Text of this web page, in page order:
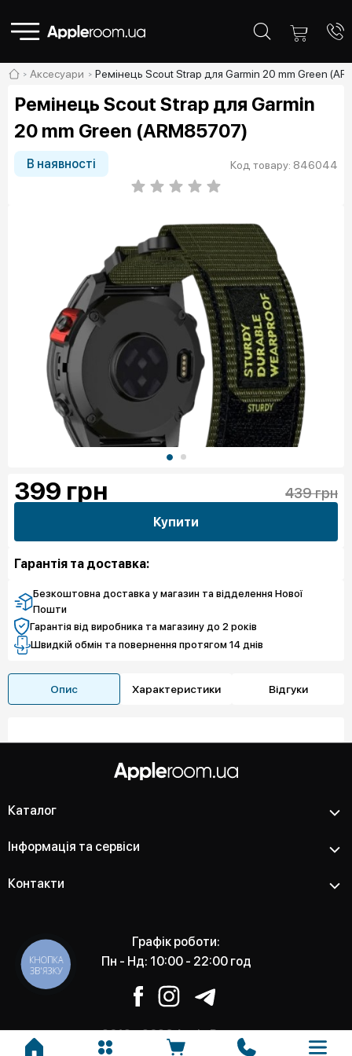
Аксесуари Ремінець Scout Strap для Garmin 20 mm Green
Ремінець Scout Strap для Garmin
20 mm Green (ARM85707)
В наявності Код товару: 846044
399 грн 439 грн
Купити
Гарантія та доставка:
Безкоштовна доставка у магазин та відделення Нової
Пошти
Гарантія від виробника та магазину до 2 років
Швидкій обмін та повернення протягом 14 днів
Опис Характеристики Відгуки
Каталог
Інформація та сервіси
Контакти
Графік роботи:
Пн - Нд: 10:00 - 22:00 год
2012 - 2026 Apple Room -
КНОПКА
ЗВ'ЯЗКУ